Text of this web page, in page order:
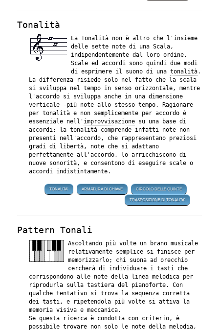
Tonalità
La Tonalità non è altro che l'insieme
delle sette note di una Scala,
indipendentemente dal loro ordine.
Scale ed accordi sono quindi due modi
di esprimere il suono di una tonalità.
La differenza risiede solo nel fatto che la scala
si sviluppa nel tempo in senso orizzontale, mentre
l'accordo si sviluppa anche in una dimensione
verticale -più note allo stesso tempo. Ragionare
per tonalità e non semplicemente per accordo è
essenziale nell' improvvisazione su una base di
accordi: la tonalità comprende infatti note non
presenti nell'accordo, che rappresentano preziosi
gradi di libertà, note che si adattano
perfettamente all'accordo, lo arricchiscono di
nuove sonorità, e consentono di eseguire scale o
accordi indistintamente.
TONALITA' ARMATURA DI CHIAVE CIRCOLO DELLE QUINTE
TRASPOSIZIONE DI TONALITA'
Pattern Tonali
Ascoltando più volte un brano musicale
relativamente semplice si finisce per
memorizzarlo; chi suona ad orecchio
cercherà di individuare i tasti che
corrispondono alle note della linea melodica per
riprodurla sulla tastiera del pianoforte. Con
qualche tentativo si trova la sequenza corretta
dei tasti, e ripetendola più volte si attiva la
memoria visiva e meccanica.
Se questa ricerca è condotta con criterio, è
possibile trovare non solo le note della melodia,